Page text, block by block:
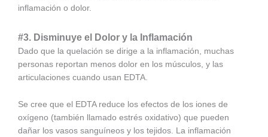
inflamación o dolor.
#3. Disminuye el Dolor y la Inflamación
Dado que la quelación se dirige a la inflamación, muchas
personas reportan menos dolor en los músculos, y las
articulaciones cuando usan EDTA.
Se cree que el EDTA reduce los efectos de los iones de
oxígeno (también llamado estrés oxidativo) que pueden
dañar los vasos sanguíneos y los tejidos. La inflamación